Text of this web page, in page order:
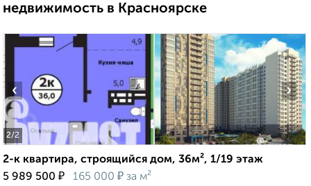
недвижимость в Красноярске
2/2
‹ ›
2-к квартира, строящийся дом, 36м², 1/19 этаж
5 989 500 ₽ 165 000 ₽ за м²